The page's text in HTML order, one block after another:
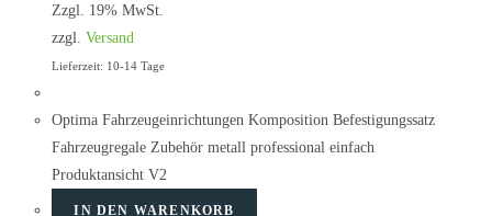
Zzgl. 19% MwSt.
zzgl.Versand
Lieferzeit: 10-14 Tage
Optima Fahrzeugeinrichtungen Komposition Befestigungssatz
Fahrzeugregale Zubehör metall professional einfach
Produktansicht V2
IN DEN WARENKORB